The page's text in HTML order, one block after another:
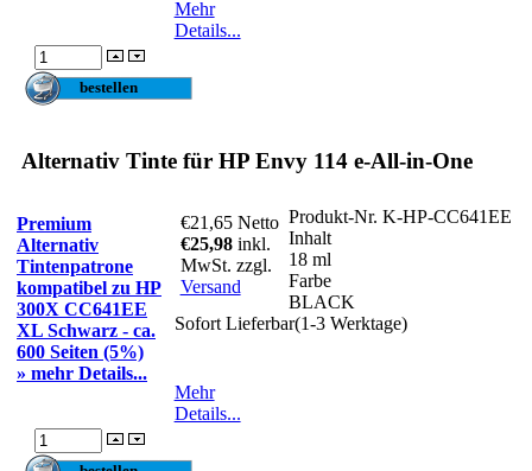
Mehr
Details...
Alternativ Tinte für HP Envy 114 e-All-in-One
Premium
Alternativ
Tintenpatrone
kompatibel zu HP
300X CC641EE
XL Schwarz - ca.
600 Seiten (5%)
» mehr Details...
€21,65 Netto
€25,98 inkl.
MwSt. zzgl.
Versand
Produkt-Nr. K-HP-CC641EE
Inhalt
18 ml
Farbe
BLACK
Sofort Lieferbar(1-3 Werktage)
Mehr
Details...